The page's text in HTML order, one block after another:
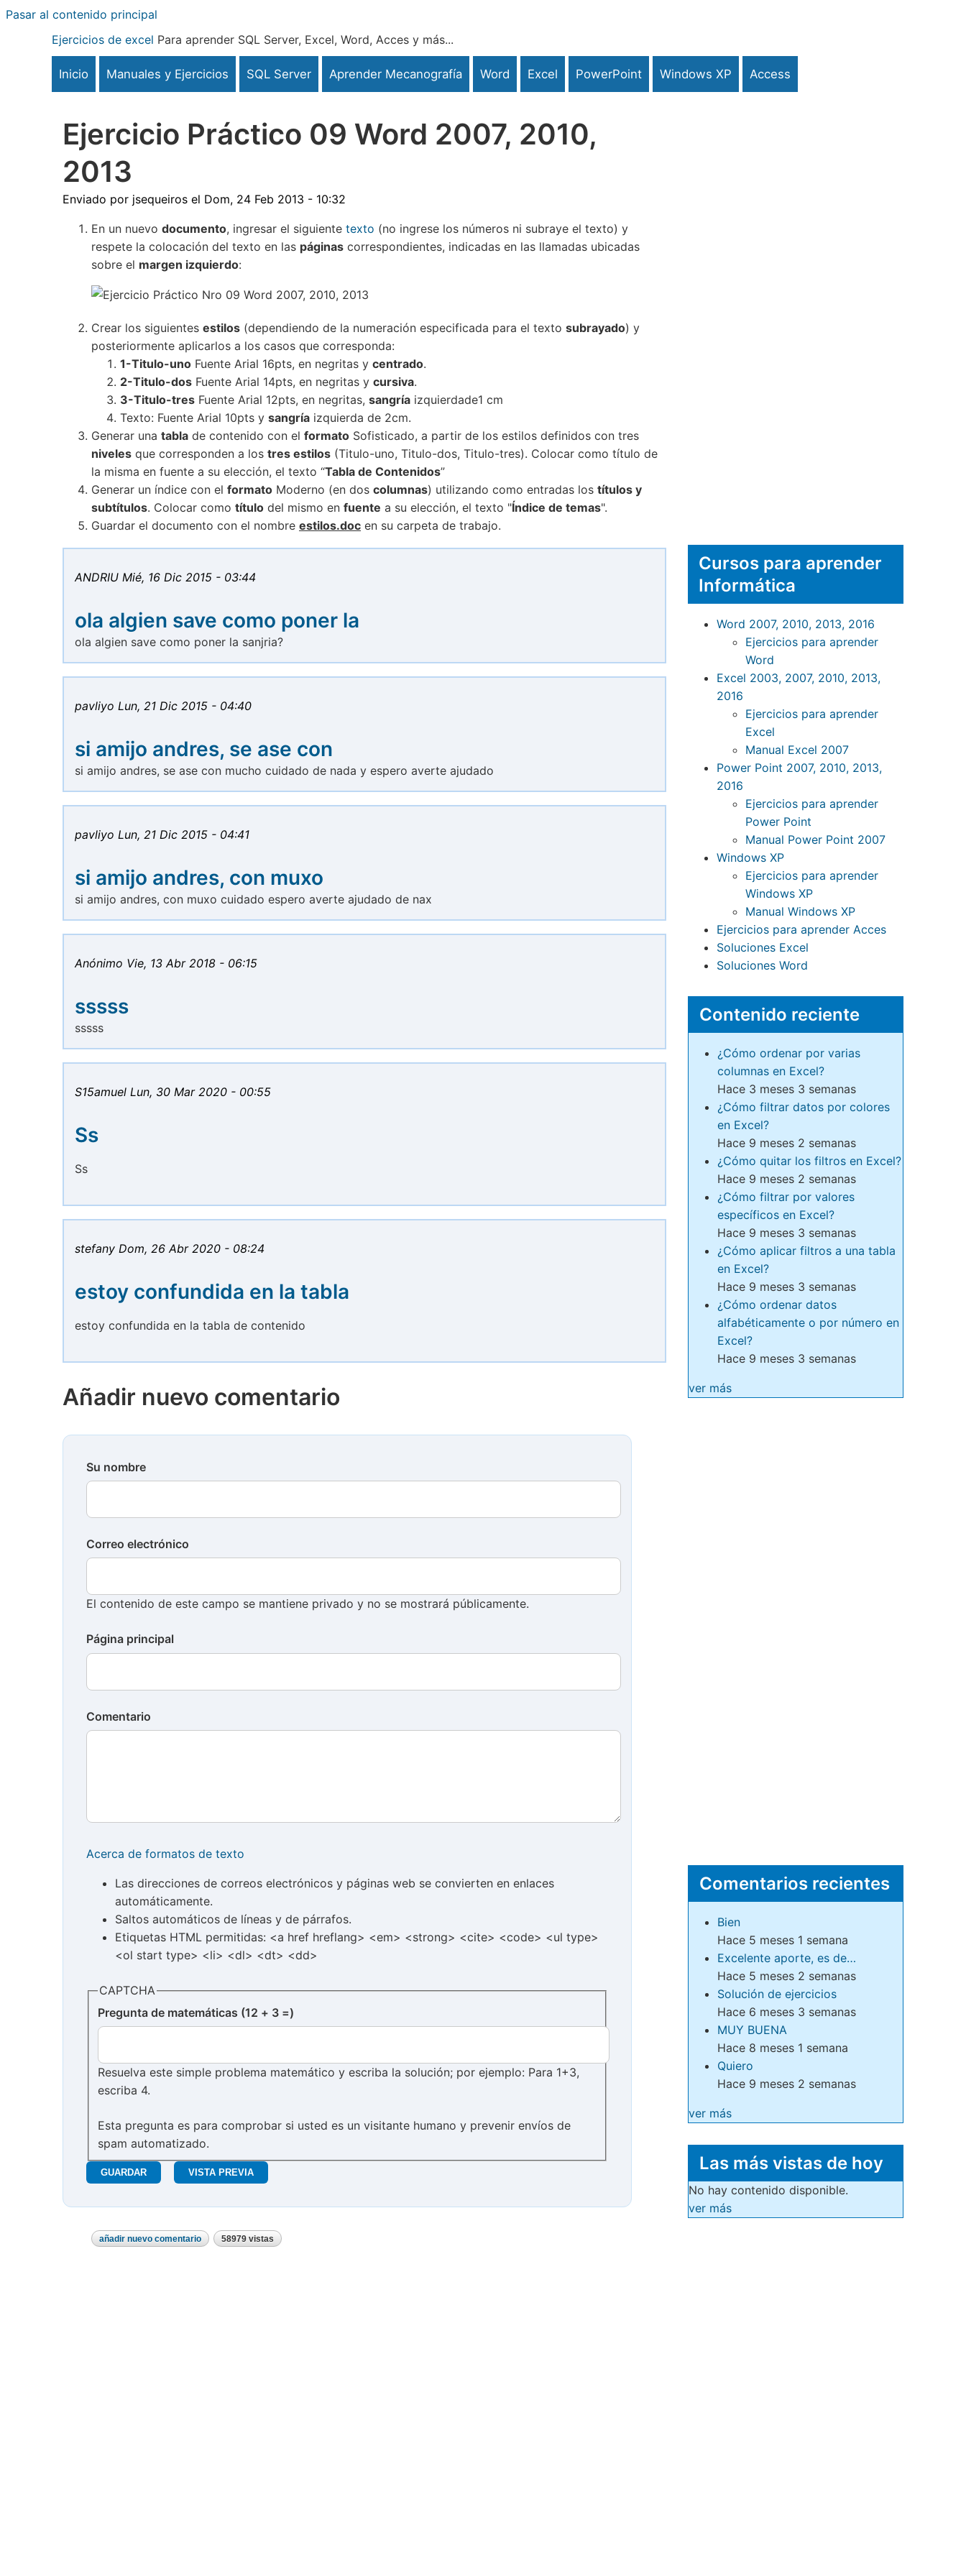
Pasar al contenido principal
Ejercicios de excel Para aprender SQL Server, Excel, Word, Acces y más...
Inicio Manuales y Ejercicios SQL Server Aprender Mecanografía Word Excel PowerPoint Windows XP Access
Ejercicio Práctico 09 Word 2007, 2010,
2013
Enviado por jsequeiros el Dom, 24 Feb 2013 - 10:32
En un nuevo documento, ingresar el siguiente texto (no ingrese los números ni subraye el texto) y
respete la colocación del texto en las páginas correspondientes, indicadas en las llamadas ubicadas
sobre el margen izquierdo:
Crear los siguientes estilos (dependiendo de la numeración especificada para el texto subrayado) y
posteriormente aplicarlos a los casos que corresponda:
1-Titulo-uno Fuente Arial 16pts, en negritas y centrado.
2-Titulo-dos Fuente Arial 14pts, en negritas y cursiva.
3-Titulo-tres Fuente Arial 12pts, en negritas, sangría izquierdade1 cm
Texto: Fuente Arial 10pts y sangría izquierda de 2cm.
Generar una tabla de contenido con el formato Sofisticado, a partir de los estilos definidos con tres
niveles que corresponden a los tres estilos (Titulo-uno, Titulo-dos, Titulo-tres). Colocar como título de
la misma en fuente a su elección, el texto “Tabla de Contenidos”
Generar un índice con el formato Moderno (en dos columnas) utilizando como entradas los títulos y
subtítulos. Colocar como título del mismo en fuente a su elección, el texto "Índice de temas".
Guardar el documento con el nombre estilos.doc en su carpeta de trabajo.
ANDRIU Mié, 16 Dic 2015 - 03:44
ola algien save como poner la
ola algien save como poner la sanjria?
pavliyo Lun, 21 Dic 2015 - 04:40
si amijo andres, se ase con
si amijo andres, se ase con mucho cuidado de nada y espero averte ajudado
pavliyo Lun, 21 Dic 2015 - 04:41
si amijo andres, con muxo
si amijo andres, con muxo cuidado espero averte ajudado de nax
Anónimo Vie, 13 Abr 2018 - 06:15
sssss
sssss
S15amuel Lun, 30 Mar 2020 - 00:55
Ss
Ss
stefany Dom, 26 Abr 2020 - 08:24
estoy confundida en la tabla
estoy confundida en la tabla de contenido
Añadir nuevo comentario
Su nombre
Correo electrónico
El contenido de este campo se mantiene privado y no se mostrará públicamente.
Página principal
Comentario
Acerca de formatos de texto
Las direcciones de correos electrónicos y páginas web se convierten en enlaces
automáticamente.
Saltos automáticos de líneas y de párrafos.
Etiquetas HTML permitidas: <a href hreflang> <em> <strong> <cite> <code> <ul type>
<ol start type> <li> <dl> <dt> <dd>
CAPTCHA
Pregunta de matemáticas (12 + 3 =)
Resuelva este simple problema matemático y escriba la solución; por ejemplo: Para 1+3,
escriba 4.
Esta pregunta es para comprobar si usted es un visitante humano y prevenir envíos de
spam automatizado.
añadir nuevo comentario 58979 vistas
Cursos para aprender
Informática
Word 2007, 2010, 2013, 2016
Ejercicios para aprender
Word
Excel 2003, 2007, 2010, 2013,
2016
Ejercicios para aprender
Excel
Manual Excel 2007
Power Point 2007, 2010, 2013,
2016
Ejercicios para aprender
Power Point
Manual Power Point 2007
Windows XP
Ejercicios para aprender
Windows XP
Manual Windows XP
Ejercicios para aprender Acces
Soluciones Excel
Soluciones Word
Contenido reciente
¿Cómo ordenar por varias
columnas en Excel?
Hace 3 meses 3 semanas
¿Cómo filtrar datos por colores
en Excel?
Hace 9 meses 2 semanas
¿Cómo quitar los filtros en Excel?
Hace 9 meses 2 semanas
¿Cómo filtrar por valores
específicos en Excel?
Hace 9 meses 3 semanas
¿Cómo aplicar filtros a una tabla
en Excel?
Hace 9 meses 3 semanas
¿Cómo ordenar datos
alfabéticamente o por número en
Excel?
Hace 9 meses 3 semanas
ver más
Comentarios recientes
Bien
Hace 5 meses 1 semana
Excelente aporte, es de…
Hace 5 meses 2 semanas
Solución de ejercicios
Hace 6 meses 3 semanas
MUY BUENA
Hace 8 meses 1 semana
Quiero
Hace 9 meses 2 semanas
ver más
Las más vistas de hoy
No hay contenido disponible.
ver más